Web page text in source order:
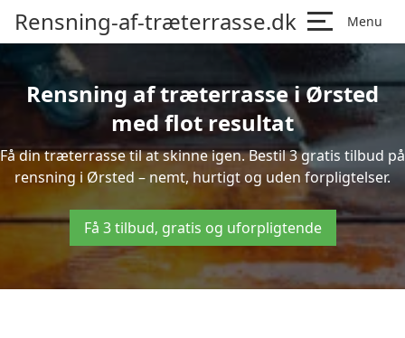
Rensning-af-træterrasse.dk Menu
Rensning af træterrasse i Ørsted
med flot resultat
Få din træterrasse til at skinne igen. Bestil 3 gratis tilbud på
rensning i Ørsted – nemt, hurtigt og uden forpligtelser.
Få 3 tilbud, gratis og uforpligtende